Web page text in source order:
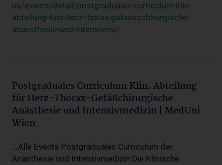
us/events/detail/postgraduales-curriculum-klin-
abteilung-fuer-herz-thorax-gefaesschirurgische-
anaesthesie-und-intensivme/
Postgraduales Curriculum Klin. Abteilung
für Herz-Thorax-Gefäßchirurgische
Anästhesie und Intensivmedizin | MedUni
Wien
...Alle Events Postgraduales Curriculum der
Anästhesie und Intensivmedizin Die Klinische